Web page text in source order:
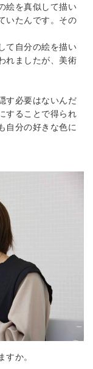
絵を真似して描い
いたんです。その
て自分の絵を描い
れましたが、美術
す必要はないんだ
することで得られ
自分の好きな色に
か。